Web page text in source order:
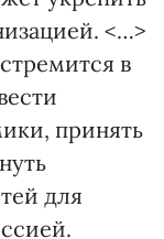
<…>
в
принять
для